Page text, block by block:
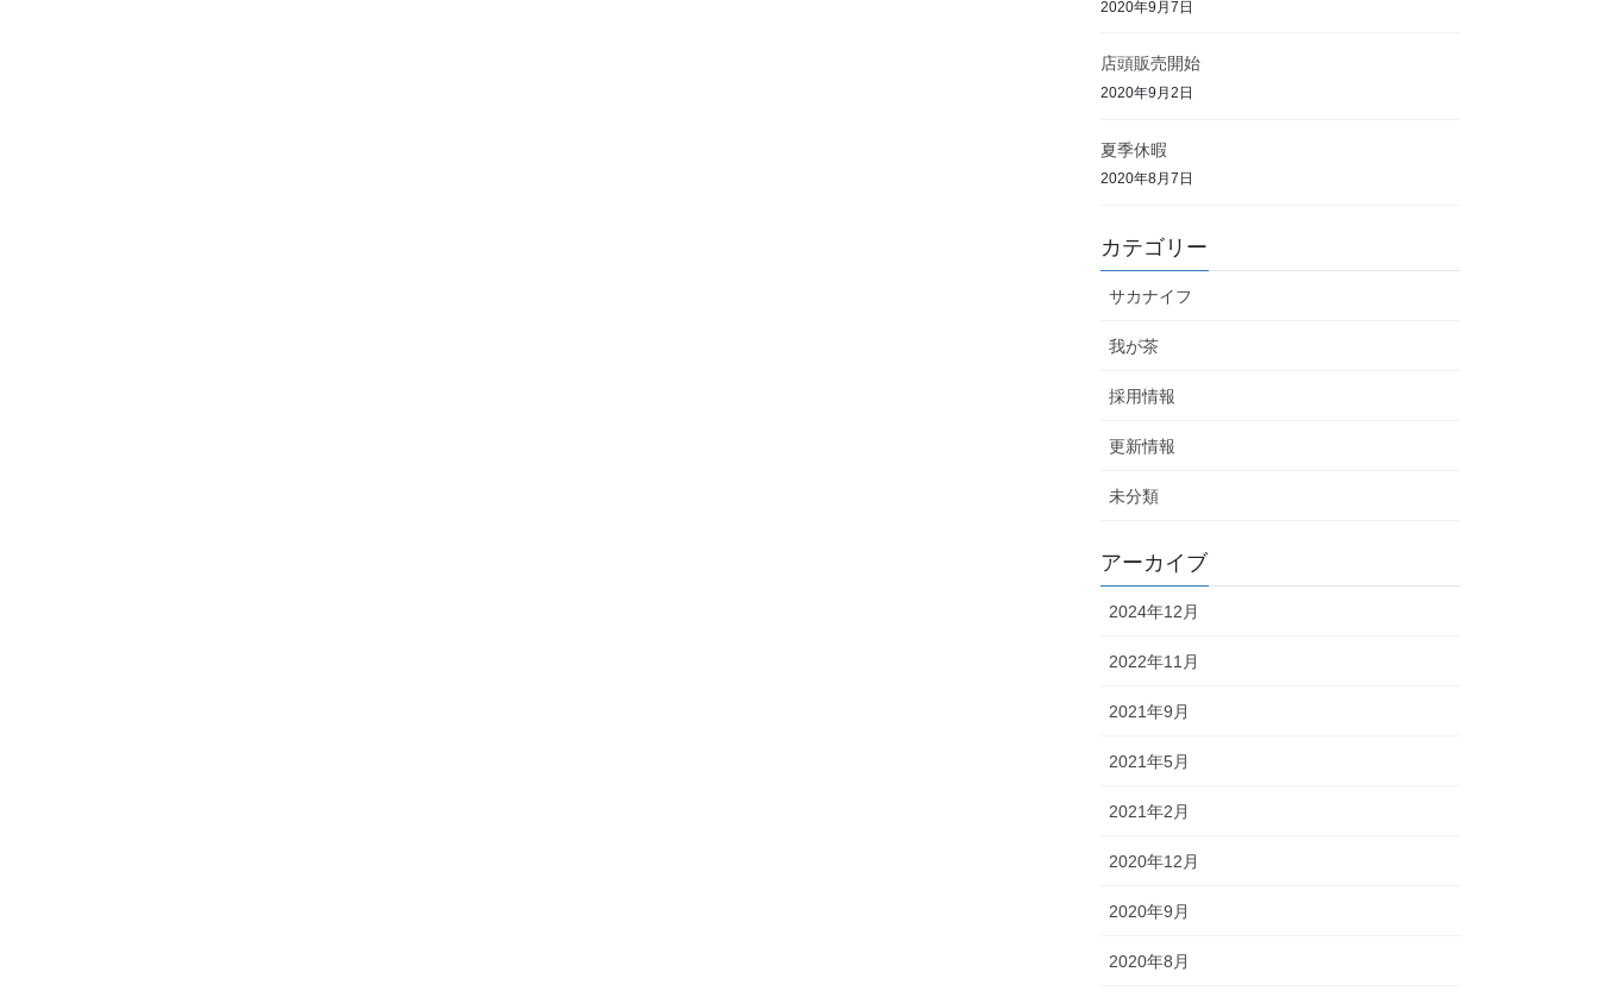
2020年9月7日
店頭販売開始
2020年9月2日
夏季休暇
2020年8月7日
カテゴリー
サカナイフ
我が茶
採用情報
更新情報
未分類
アーカイブ
2024年12月
2022年11月
2021年9月
2021年5月
2021年2月
2020年12月
2020年9月
2020年8月